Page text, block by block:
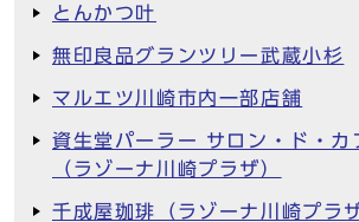
とんかつ叶
無印良品グランツリー武蔵小杉
マルエツ川崎市内一部店舗
資生堂パーラー サロン・ド・カ
（ラゾーナ川崎プラザ）
千成屋珈琲（ラゾーナ川崎プラ